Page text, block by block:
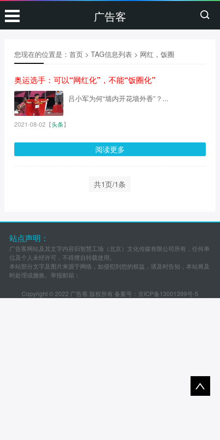
广告客
您现在的位置是： 首页> TAG信息列表 > 网红，饭圈
奥运选手：可以“网红化”，不能“饭圈化”
吕小军为何“墙内开花墙外香”？...
2021-08-02 【头条】
阅读更多
共1页/1条
站点声明：
广告客网站及其文字内容归智慧工场（北京）文化传媒有限公司所有，任何单
位及个人未经许可，不得擅自转载使用。
本站部分文字及图片来源于网络，如侵犯到您的权益，请及时告知，本站将及
时处理或撤换。举报邮箱：
Copyright © 2022 广告客 版权所有 备案号： 京ICP备13001399号-5